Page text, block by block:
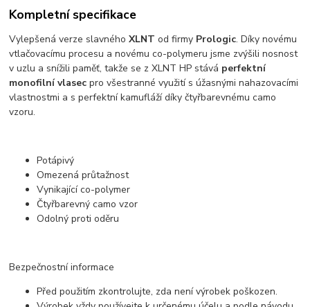
Kompletní specifikace
Vylepšená verze slavnéhoXLNT od firmy Prologic. Díky novému
vtlačovacímu procesu a novému co-polymeru jsme zvýšili nosnost
v uzlu a snížili paměť, takže se z XLNT HP stává perfektní
monofilní vlasec pro všestranné využití s úžasnými nahazovacími
vlastnostmi a s perfektní kamufláží díky čtyřbarevnému camo
vzoru.
Potápivý
Omezená průtažnost
Vynikající co-polymer
Čtyřbarevný camo vzor
Odolný proti oděru
Bezpečnostní informace
Před použitím zkontrolujte, zda není výrobek poškozen.